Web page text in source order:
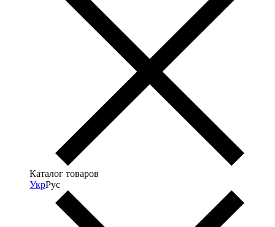
Каталог товаров
УкрРус